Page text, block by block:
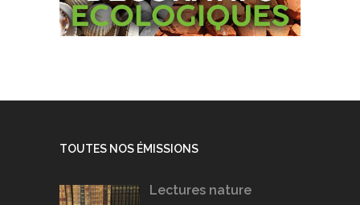
TOUTES NOS ÉMISSIONS
Lectures nature